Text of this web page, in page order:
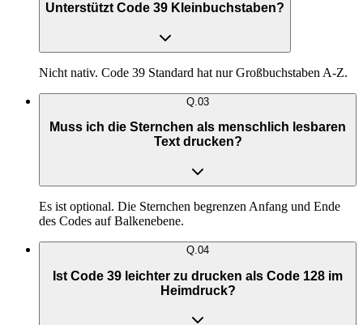
Unterstützt Code 39 Kleinbuchstaben?
Nicht nativ. Code 39 Standard hat nur Großbuchstaben A-Z.
Q. 03
Muss ich die Sternchen als menschlich lesbaren
Text drucken?
Es ist optional. Die Sternchen begrenzen Anfang und Ende
des Codes auf Balkenebene.
Q.04
Ist Code 39 leichter zu drucken als Code 128 im
Heimdruck?